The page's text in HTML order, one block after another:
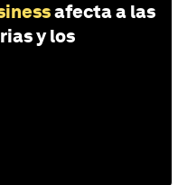
afecta a las
y los